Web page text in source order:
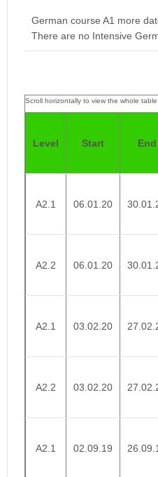
German course A1 more
There are no Intensive
Level Start End
A2.1 06.01.20
A2.2 06.01.20
A2.1 03.02.20
A2.2 03.02.20
A2.1 02.09.19